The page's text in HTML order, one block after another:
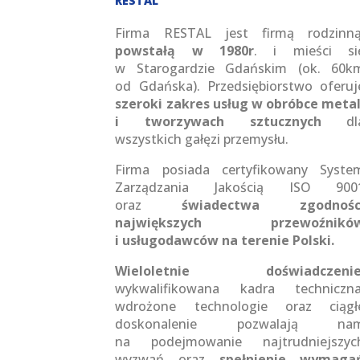
Firma RESTAL jest firmą
powstałą w 1980r. i mieści
w Starogardzie Gdańskim (ok.
od Gdańska). Przedsiębiorstwo
szeroki zakres usług w obróbce
i tworzywach sztucznych
wszystkich gałęzi przemysłu.
Firma posiada certyfikowany
Zarządzania Jakością ISO
orazświadectwa
największych
i usługodawców na terenie Polski.
Wieloletnie doświadczenie
wykwalifikowana kadra
wdrożone technologie oraz
doskonalenie pozwalają
na podejmowanie